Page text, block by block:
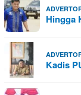
Hingga
Kadis